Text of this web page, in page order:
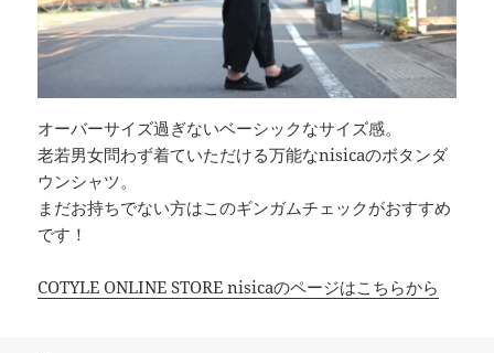
オーバーサイズ過ぎないベーシックなサイズ感。
老若男女問わず着ていただける万能なnisicaのボタンダ
ウンシャツ。
まだお持ちでない方はこのギンガムチェックがおすすめ
です！
COTYLE ONLINE STORE nisicaのページはこちらから